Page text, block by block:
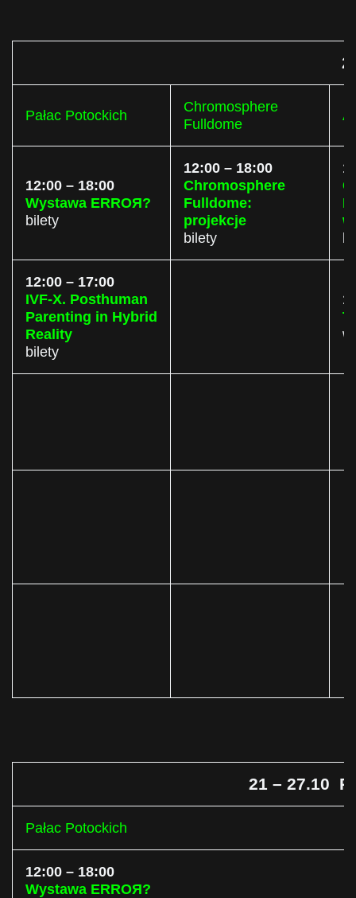
Pałac Potockich
Chromosphere
Fulldome
12:00 – 18:00
Wystawa ERROЯ?
bilety
12:00 – 18:00
Chromosphere
Fulldome:
projekcje
bilety
12:00 – 17:00
IVF-X. Posthuman
Parenting in Hybrid
Reality
bilety
21 – 27.10
Pałac Potockich
12:00 – 18:00
Wystawa ERROЯ?